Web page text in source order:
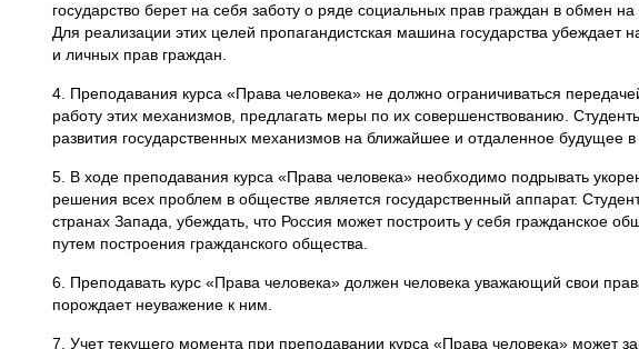
государство берет на себя заботу о ряде социальных прав граждан в обмен
Для реализации этих целей пропагандистская машина государства убеждает
и личных прав граждан.
4. Преподавания курса «Права человека» не должно ограничиваться
работу этих механизмов, предлагать меры по их совершенствованию.
развития государственных механизмов на ближайшее и отдаленное будущее
5. В ходе преподавания курса «Права человека» необходимо подрывать
решения всех проблем в обществе является государственный аппарат.
странах Запада, убеждать, что Россия может построить у себя гражданское
путем построения гражданского общества.
6. Преподавать курс «Права человека» должен человека уважающий свои
порождает неуважение к ним.
7. Учет текущего момента при преподавании курса «Права человека» может